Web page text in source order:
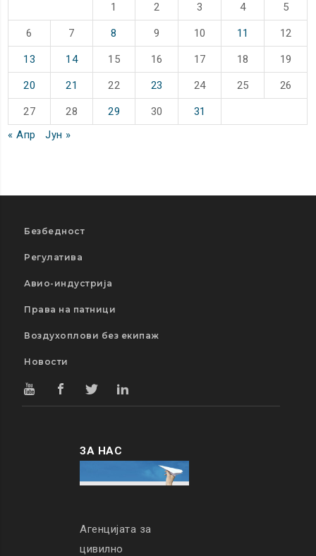
1 2 3 4 5
6 7 8 9 10 11 12
13 14 15 16 17 18 19
20 21 22 23 24 25 26
27 28 29 30
31
« Апр
Јун »
Безбедност
Регулатива
Авио-индустрија
Права на патници
Воздухоплови без екипаж
Новости
ЗА НАС
Агенцијата за
цивилно